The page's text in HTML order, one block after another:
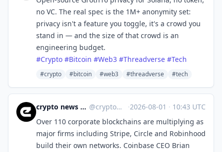
no VC. The real spec is the 1M+ anonymity set:
privacy isn't a feature you toggle, it's a crowd you
stand in — and the size of that crowd is an
engineering budget.
#Crypto #Bitcoin #Web3 #Threadverse #Tech
#crypto #bitcoin #web3 #threadverse #tech
crypto news 🧠 eicker.crypto @crypto@eicker.news ·2026-08-01 · 10:43 UTC
Over 110 corporate blockchains are multiplying as
major firms including Stripe, Circle and Robinhood
build their own networks. Coinbase CEO Brian